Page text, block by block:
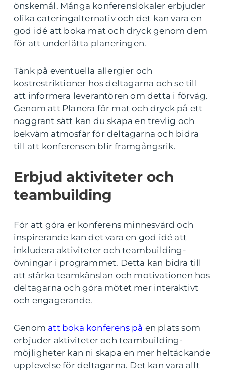
önskemål. Många konferenslokaler erbjuder
olika cateringalternativ och det kan vara en
god idé att boka mat och dryck genom dem
för att underlätta planeringen.
Tänk på eventuella allergier och
kostrestriktioner hos deltagarna och se till
att informera leverantören om detta i förväg.
Genom att Planera för mat och dryck på ett
noggrant sätt kan du skapa en trevlig och
bekväm atmosfär för deltagarna och bidra
till att konferensen blir framgångsrik.
Erbjud aktiviteter och
teambuilding
För att göra er konferens minnesvärd och
inspirerande kan det vara en god idé att
inkludera aktiviteter och teambuilding-
övningar i programmet. Detta kan bidra till
att stärka teamkänslan och motivationen hos
deltagarna och göra mötet mer interaktivt
och engagerande.
Genom att boka konferens på en plats som
erbjuder aktiviteter och teambuilding-
möjligheter kan ni skapa en mer heltäckande
upplevelse för deltagarna. Det kan vara allt